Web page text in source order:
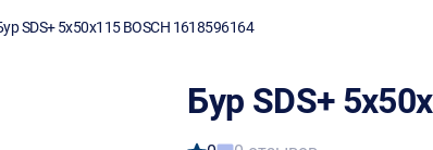
SDS+ 5х50х115 BOSCH 1618596164
Бур SDS+